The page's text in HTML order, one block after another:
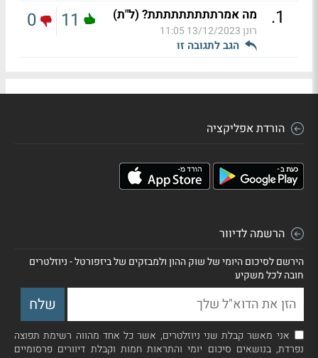
1
. מה אמרתתתתתתתתת? (ל"ת)
רונן13/12/2023 11:05
הגב לתגובה זו
11
0
הורדת אפליקציה
הרשמה לדיוור
הירשם לסיכום היומי של שוק ההון ולמבזקים של ביזפורטל - ניוזלטרים
חובה לכל משקיע
אני מאשר קבלת שני ניוזלטרים, אשר כל אחד מהווה רשימת תפוצה
נפרדת, בנושאים סיכום יומי והתראות חמות וקבלת דיוורים פרסומיים